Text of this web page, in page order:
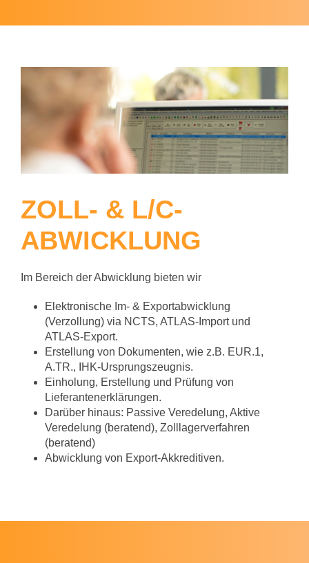
ZOLL- & L/C-
ABWICKLUNG
Im Bereich der Abwicklung bieten wir
Elektronische Im- & Exportabwicklung
(Verzollung) via NCTS, ATLAS-Import und
ATLAS-Export.
Erstellung von Dokumenten, wie z.B. EUR.1,
A.TR., IHK-Ursprungszeugnis.
Einholung, Erstellung und Prüfung von
Lieferantenerklärungen.
Darüber hinaus: Passive Veredelung, Aktive
Veredelung (beratend), Zolllagerverfahren
(beratend)
Abwicklung von Export-Akkreditiven.